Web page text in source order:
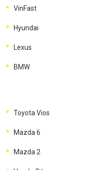
VinFast
Hyundai
Lexus
BMW
Toyota Vios
Mazda 6
Mazda 2